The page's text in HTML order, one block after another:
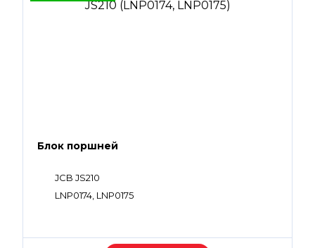
Блок поршней
JCB JS210
LNP0174, LNP0175